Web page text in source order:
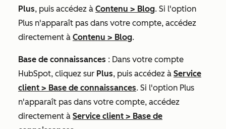
Plus, puis accédez à Contenu > Blog. Si l'option
Plus n'apparaît pas dans votre compte, accédez
directement à Contenu > Blog.
Base de connaissances : Dans votre compte
HubSpot, cliquez sur Plus, puis accédez à Service
client > Base de connaissances. Si l'option Plus
n'apparaît pas dans votre compte, accédez
directement à Service client > Base de